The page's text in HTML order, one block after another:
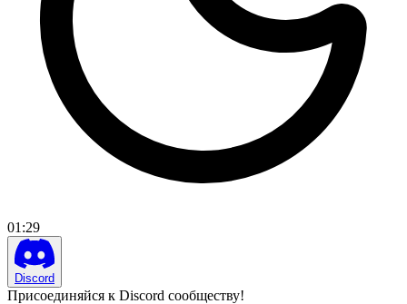
01 :29
Discord
Присоединяйся к Discord сообществу!